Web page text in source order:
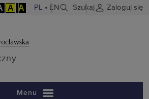
A A PL • EN Szukaj Zaloguj się
Wydział
Menu